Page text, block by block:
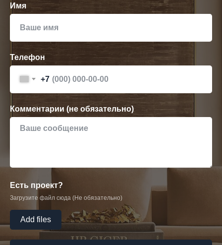
Имя
Телефон
+7
Комментарии (не обязательно)
Есть проект?
Загрузите файл сюда (Не обязательно)
Add files